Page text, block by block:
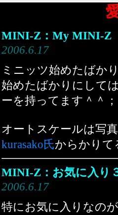
MINI-Z：My MINI-Z
2006.6.17
ミニッツ始めたばか
始めたばかりにして
ーを持ってます＾＾；
オートスケールは写
kurasako氏からかりて
MINI-Z：お気に入り
2006.6.17
特にお気に入りなの